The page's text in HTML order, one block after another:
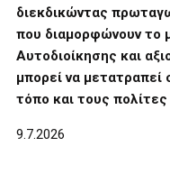
διεκδικώντας
που διαμορφώνουν το
Αυτοδιοίκησης και
μπορεί να μετατραπεί
τόπο και τους
9.7.2026